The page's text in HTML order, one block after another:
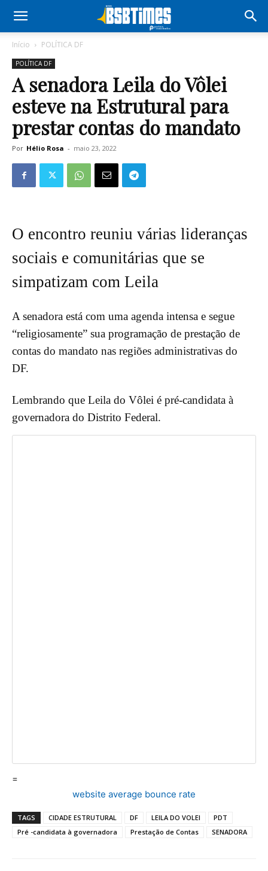
Início POLÍTICA DF
POLÍTICA DF
A senadora Leila do Vôlei
esteve na Estrutural para
prestar contas do mandato
Por Hélio Rosa - maio 23, 2022
O encontro reuniu várias lideranças
sociais e comunitárias que se
simpatizam com Leila
A senadora está com uma agenda intensa e segue
“religiosamente” sua programação de prestação de
contas do mandato nas regiões administrativas do
DF.
Lembrando que Leila do Vôlei é pré-candidata à
governadora do Distrito Federal.
=
website average bounce rate
TAGS CIDADE ESTRUTURAL DF LEILA DO VOLEI
PDT
Pré -candidata à governadora
Prestação de Contas SENADORA